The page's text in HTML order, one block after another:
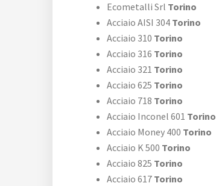
Ecometalli Srl Torino
Acciaio AISI 304 Torino
Acciaio 310 Torino
Acciaio 316 Torino
Acciaio 321 Torino
Acciaio 625 Torino
Acciaio 718 Torino
Acciaio Inconel 601 Torino
Acciaio Money 400 Torino
Acciaio K 500 Torino
Acciaio 825 Torino
Acciaio 617 Torino